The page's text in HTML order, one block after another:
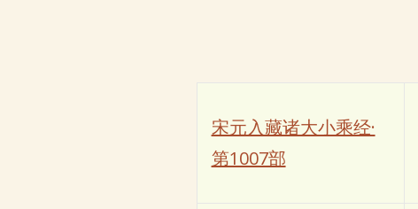
宋元入藏诸大小乘经·
第1007部